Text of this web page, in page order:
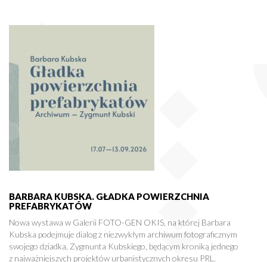
BARBARA KUBSKA. GŁADKA POWIERZCHNIA
PREFABRYKATÓW
Nowa wystawa w Galerii FOTO-GEN OKIS, na której Barbara
Kubska podejmuje dialog z niezwykłym archiwum fotograficznym
swojego dziadka, Zygmunta Kubskiego, będącym kroniką jednego
z najważniejszych projektów urbanistycznych okresu PRL.